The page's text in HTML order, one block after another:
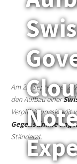
Am 25. September
den Aufbau einer
Verpflichtungskredit
Gegenstimme
Ständerat.